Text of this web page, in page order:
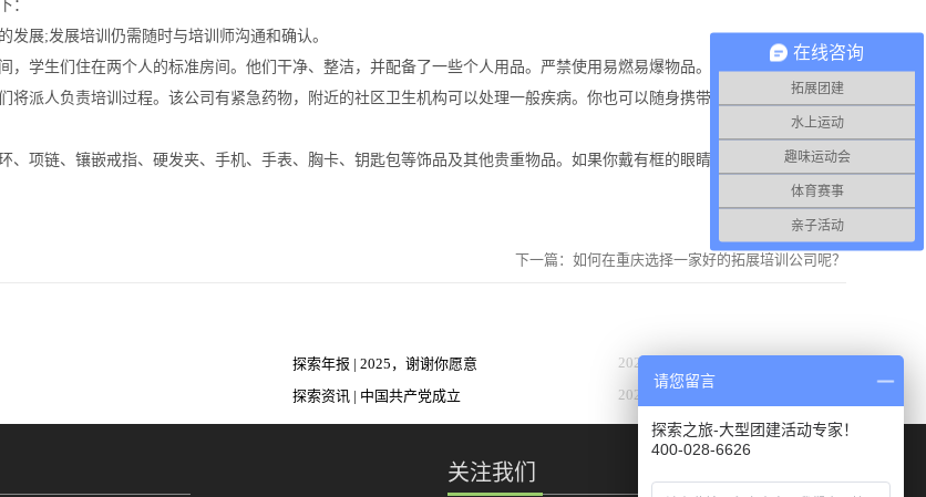
：
展;发展培训仍需随时与培训师沟通和确认。
生们住在两个人的标准房间。他们干净、整洁，并配备了一些个人用品。严禁使用易燃易爆物品。
人负责培训过程。该公司有紧急药物，附近的社区卫生机构可以处理一般疾病。你也可以随身携带一些备用药品，以
链、镶嵌戒指、硬发夹、手机、手表、胸卡、钥匙包等饰品及其他贵重物品。如果你戴有框的眼睛，请带上你自己的
下一篇： 如何在重庆选择一家好的拓展培训公司呢？
探索年报 | 2025，谢谢你愿意
把重要的事交给我们！
2026
探索资讯 | 中国共产党成立
100周年庆祝活动标识使用说
2021
关注我们
在线咨询
拓展团建
水上运动
趣味运动会
体育赛事
亲子活动
请您留言
探索之旅-大型团建活动专家！
400-028-6626